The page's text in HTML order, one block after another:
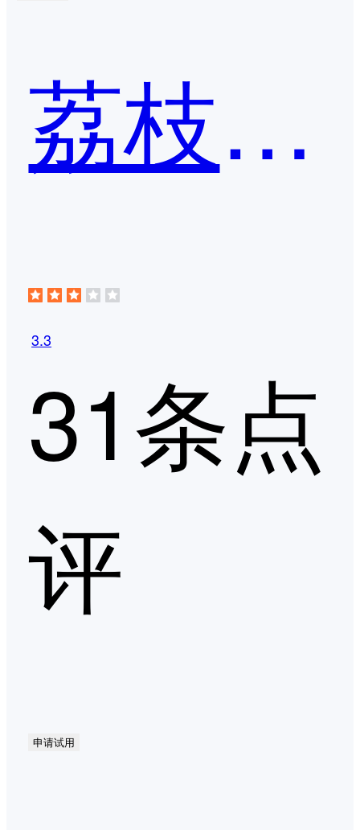
荔枝微课
3.3
31条点
评
申请试用